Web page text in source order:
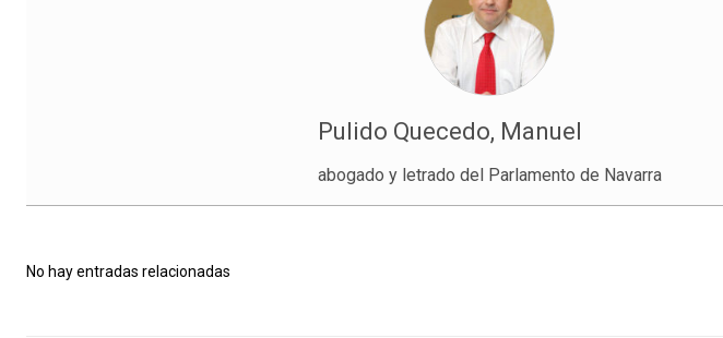
Pulido Quecedo, Manuel
abogado y letrado del Parlamento de Navarra
No hay entradas relacionadas